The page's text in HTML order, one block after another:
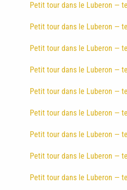
Petit tour dans le Luberon
Petit tour dans le Luberon
Petit tour dans le Luberon
Petit tour dans le Luberon
Petit tour dans le Luberon
Petit tour dans le Luberon
Petit tour dans le Luberon
Petit tour dans le Luberon
Petit tour dans le Luberon